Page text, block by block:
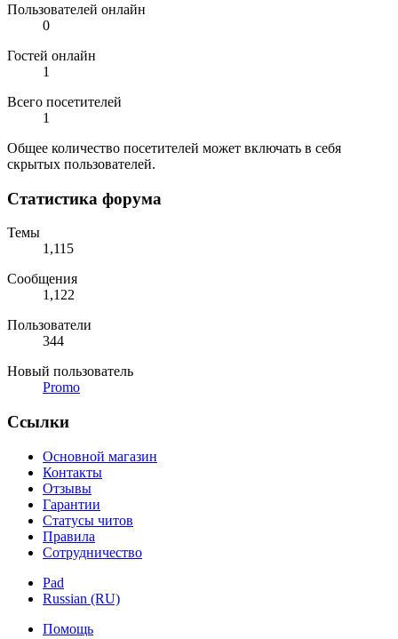
Пользователей онлайн
0
Гостей онлайн
1
Всего посетителей
1
Общее количество посетителей может включать в себя
скрытых пользователей.
Статистика форума
Темы
1,115
Сообщения
1,122
Пользователи
344
Новый пользователь
Promo
Ссылки
Основной магазин
Контакты
Отзывы
Гарантии
Статусы читов
Правила
Сотрудничество
Pad
Russian (RU)
Помощь